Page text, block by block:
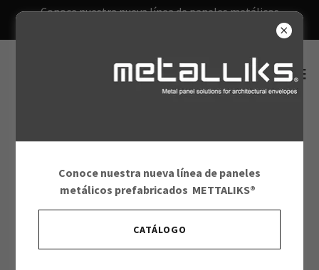
Conoce nuestra nueva línea de paneles metálicos
Conoce nuestra nueva línea de paneles
metálicos prefabricados METTALIKS®
CATÁLOGO